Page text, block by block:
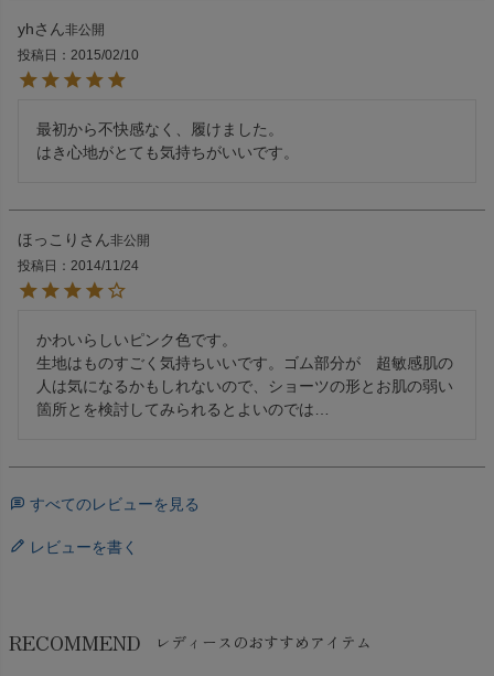
yh
非公開
投稿日
2015/02/10
最初から不快感なく、履けました。
はき心地がとても気持ちがいいです。
ほっこり
非公開
投稿日
2014/11/24
かわいらしいピンク色です。
生地はものすごく気持ちいいです。ゴム部分が　超敏感肌の
人は気になるかもしれないので、ショーツの形とお肌の弱い
箇所とを検討してみられるとよいのでは…
すべてのレビューを見る
レビューを書く
RECOMMEND レディースのおすすめアイテム